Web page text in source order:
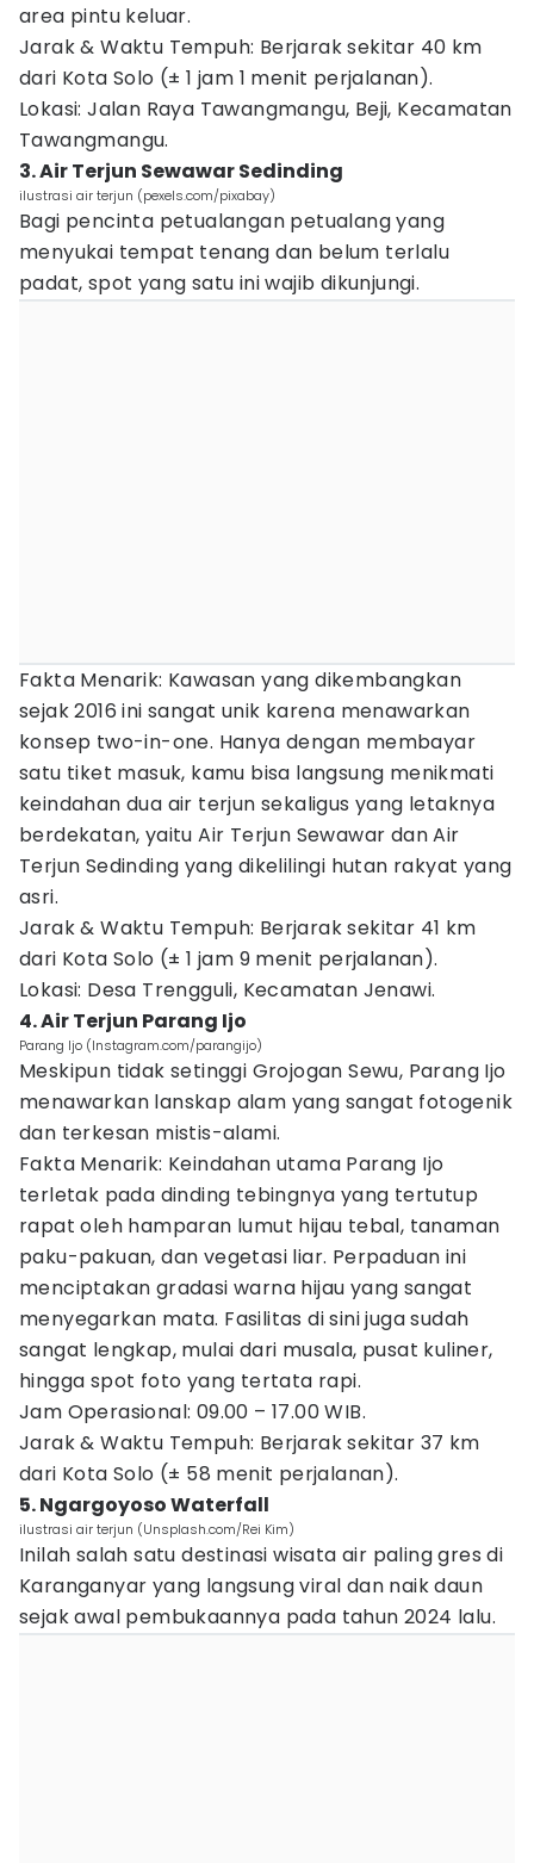
area pintu keluar.
Jarak & Waktu Tempuh: Berjarak sekitar 40 km
dari Kota Solo (± 1 jam 1 menit perjalanan).
Lokasi: Jalan Raya Tawangmangu, Beji, Kecamatan
Tawangmangu.
3. Air Terjun Sewawar Sedinding
ilustrasi air terjun (pexels.com/pixabay)
Bagi pencinta petualangan petualang yang
menyukai tempat tenang dan belum terlalu
padat, spot yang satu ini wajib dikunjungi.
Fakta Menarik: Kawasan yang dikembangkan
sejak 2016 ini sangat unik karena menawarkan
konsep two-in-one. Hanya dengan membayar
satu tiket masuk, kamu bisa langsung menikmati
keindahan dua air terjun sekaligus yang letaknya
berdekatan, yaitu Air Terjun Sewawar dan Air
Terjun Sedinding yang dikelilingi hutan rakyat yang
asri.
Jarak & Waktu Tempuh: Berjarak sekitar 41 km
dari Kota Solo (± 1 jam 9 menit perjalanan).
Lokasi: Desa Trengguli, Kecamatan Jenawi.
4. Air Terjun Parang Ijo
Parang Ijo (Instagram.com/parangijo)
Meskipun tidak setinggi Grojogan Sewu, Parang Ijo
menawarkan lanskap alam yang sangat fotogenik
dan terkesan mistis-alami.
Fakta Menarik: Keindahan utama Parang Ijo
terletak pada dinding tebingnya yang tertutup
rapat oleh hamparan lumut hijau tebal, tanaman
paku-pakuan, dan vegetasi liar. Perpaduan ini
menciptakan gradasi warna hijau yang sangat
menyegarkan mata. Fasilitas di sini juga sudah
sangat lengkap, mulai dari musala, pusat kuliner,
hingga spot foto yang tertata rapi.
Jam Operasional: 09.00 – 17.00 WIB.
Jarak & Waktu Tempuh: Berjarak sekitar 37 km
dari Kota Solo (± 58 menit perjalanan).
5. Ngargoyoso Waterfall
ilustrasi air terjun (Unsplash.com/Rei Kim)
Inilah salah satu destinasi wisata air paling gres di
Karanganyar yang langsung viral dan naik daun
sejak awal pembukaannya pada tahun 2024 lalu.